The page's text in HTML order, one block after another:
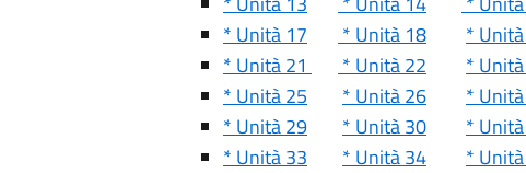
* Unità 17
* Unità 18 *
* Unità 21
* Unità 22 *
* Unità 25
* Unità 26 *
* Unità 29
* Unità 30 *
* Unità 33
* Unità 34
*